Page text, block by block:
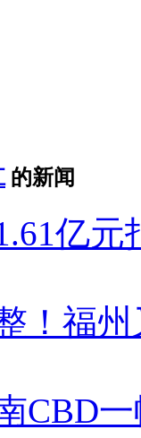
的新闻
亿
！福
CBD